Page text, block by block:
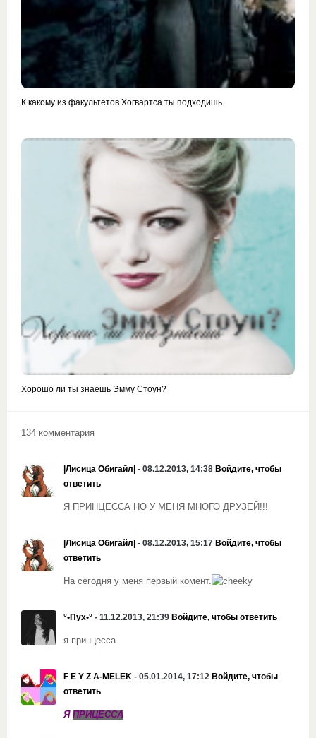
К какому из факультетов Хогвартса ты подходишь
Хорошо ли ты знаешь Эмму Стоун?
134 комментария
|Лисица Обигайл| - 08.12.2013, 14:38 Войдите, чтобы
ответить
Я ПРИНЦЕССА НО У МЕНЯ МНОГО ДРУЗЕЙ!!!
|Лисица Обигайл| - 08.12.2013, 15:17 Войдите, чтобы
ответить
На сегодня у меня первый комент.
°•Пух•° - 11.12.2013, 21:39 Войдите, чтобы ответить
я принцесса
F E Y Z A-MELEK - 05.01.2014, 17:12 Войдите, чтобы
ответить
Я ПРИЦЕССА